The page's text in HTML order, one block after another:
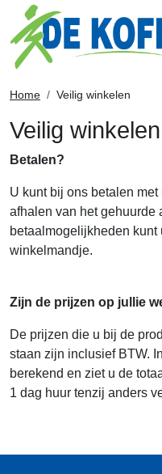
Home Veilig winkelen
Veilig winkelen
Betalen?
U kunt bij ons betalen
afhalen van het gehuurde
betaalmogelijkheden kunt
winkelmandje.
Zijn de prijzen op jullie
De prijzen die u bij de
staan zijn inclusief BTW.
berekend en ziet u de
1 dag huur tenzij anders